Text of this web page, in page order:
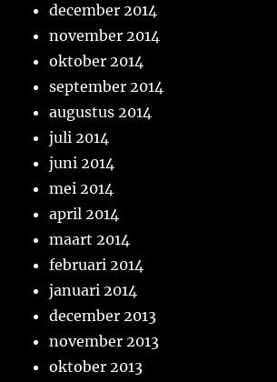
december 2014
november 2014
oktober 2014
september 2014
augustus 2014
juli 2014
juni 2014
mei 2014
april 2014
maart 2014
februari 2014
januari 2014
december 2013
november 2013
oktober 2013